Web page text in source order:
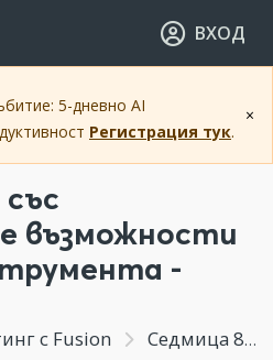
ВХОД
×
5-дневно AI
Регистрация тук.
възможности
-
с Fusion Седмица 8 - Модификации на интерфейса. Създаване на кратка 3д анимация. Създаване на макроси.